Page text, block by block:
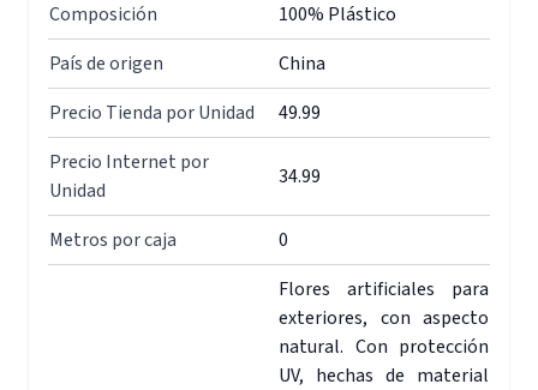
Composición
100% Plástico
País de origen
China
Precio Tienda por Unidad
49.99
Precio Internet por
Unidad
34.99
Metros por caja 0
Flores artificiales para
exteriores, con aspecto
natural. Con protección
UV, hechas de material